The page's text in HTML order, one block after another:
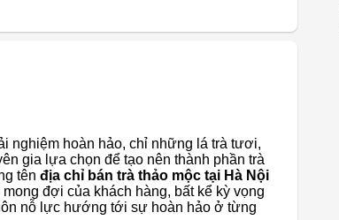
nghiệm hoàn hảo, chỉ những lá trà tươi,
gia lựa chọn để tạo nên thành phần trà
tên địa chỉ bán trà thảo mộc tại Hà Nội
đợi của khách hàng, bất kể kỳ vọng
nỗ lực hướng tới sự hoàn hảo ở từng